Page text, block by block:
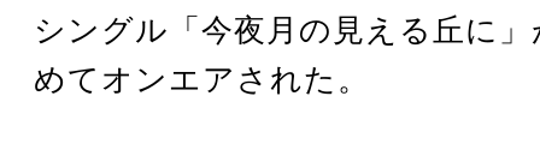
シングル「今夜月の見える丘に
めてオンエアされた。